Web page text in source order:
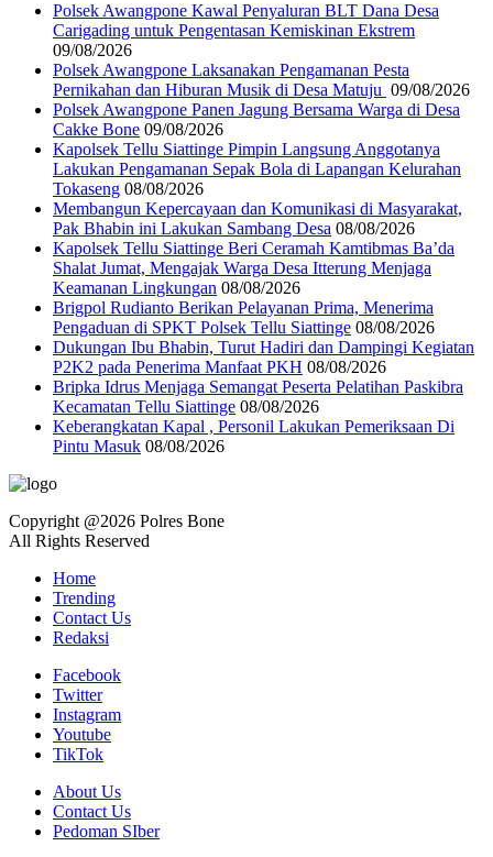
‎Polsek Awangpone Kawal Penyaluran BLT Dana Desa
Carigading untuk Pengentasan Kemiskinan Ekstrem
09/08/2026
‎Polsek Awangpone Laksanakan Pengamanan Pesta
Pernikahan dan Hiburan Musik di Desa Matuju ‎ 09/08/2026
Polsek Awangpone Panen Jagung Bersama Warga di Desa
Cakke Bone 09/08/2026
Kapolsek Tellu Siattinge Pimpin Langsung Anggotanya
Lakukan Pengamanan Sepak Bola di Lapangan Kelurahan
Tokaseng 08/08/2026
Membangun Kepercayaan dan Komunikasi di Masyarakat,
Pak Bhabin ini Lakukan Sambang Desa 08/08/2026
Kapolsek Tellu Siattinge Beri Ceramah Kamtibmas Ba’da
Shalat Jumat, Mengajak Warga Desa Itterung Menjaga
Keamanan Lingkungan 08/08/2026
Brigpol Rudianto Berikan Pelayanan Prima, Menerima
Pengaduan di SPKT Polsek Tellu Siattinge 08/08/2026
Dukungan Ibu Bhabin, Turut Hadiri dan Dampingi Kegiatan
P2K2 pada Penerima Manfaat PKH 08/08/2026
Bripka Idrus Menjaga Semangat Peserta Pelatihan Paskibra
Kecamatan Tellu Siattinge 08/08/2026
Keberangkatan Kapal , Personil Lakukan Pemeriksaan Di
Pintu Masuk 08/08/2026
Copyright @2026 Polres Bone
All Rights Reserved
Home
Trending
Contact Us
Redaksi
Facebook
Twitter
Instagram
Youtube
TikTok
About Us
Contact Us
Pedoman SIber